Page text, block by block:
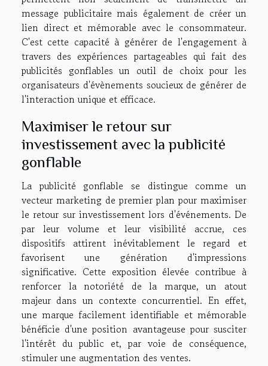
message publicitaire mais également de créer un
lien direct et mémorable avec le consommateur.
C'est cette capacité à générer de l'engagement à
travers des expériences partageables qui fait des
publicités gonflables un outil de choix pour les
organisateurs d'évènements soucieux de générer de
l'interaction unique et efficace.
Maximiser le retour sur
investissement avec la publicité
gonflable
La publicité gonflable se distingue comme un
vecteur marketing de premier plan pour maximiser
le retour sur investissement lors d'événements. De
par leur volume et leur visibilité accrue, ces
dispositifs attirent inévitablement le regard et
favorisent une génération d'impressions
significative. Cette exposition élevée contribue à
renforcer la notoriété de la marque, un atout
majeur dans un contexte concurrentiel. En effet,
une marque facilement identifiable et mémorable
bénéficie d'une position avantageuse pour susciter
l'intérêt du public et, par voie de conséquence,
stimuler une augmentation des ventes.